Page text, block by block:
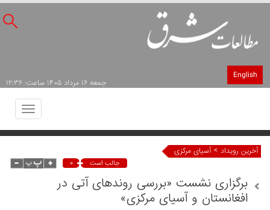
English
جمعه ۱۶ مرداد ۱۴۰۵ ساعت: ۱۲:۳۶
Toggle
آخرین رویداد > آسیای مرکزی
جالب است ۰
برگزاری نشست «بررسی روندهای آتی در
افغانستان و آسیای مرکزی»